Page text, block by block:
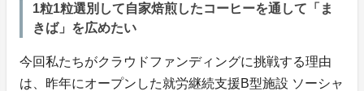
1粒1粒選別して自家焙煎したコーヒーを通して「ま
きば」を広めたい
今回私たちがクラウドファンディングに挑戦する理由
は、昨年にオープンした就労継続支援B型施設 ソーシャ